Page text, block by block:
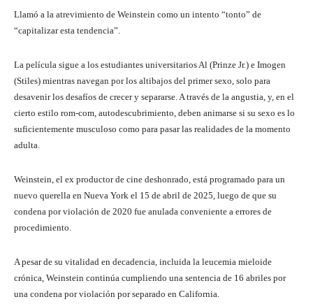
Llamó a la atrevimiento de Weinstein como un intento “tonto” de
“capitalizar esta tendencia”.
La película sigue a los estudiantes universitarios Al (Prinze Jr.) e Imogen
(Stiles) mientras navegan por los altibajos del primer sexo, solo para
desavenir los desafíos de crecer y separarse. A través de la angustia, y, en el
cierto estilo rom-com, autodescubrimiento, deben animarse si su sexo es lo
suficientemente musculoso como para pasar las realidades de la momento
adulta.
Weinstein, el ex productor de cine deshonrado, está programado para un
nuevo querella en Nueva York el 15 de abril de 2025, luego de que su
condena por violación de 2020 fue anulada conveniente a errores de
procedimiento.
A pesar de su vitalidad en decadencia, incluida la leucemia mieloide
crónica, Weinstein continúa cumpliendo una sentencia de 16 abriles por
una condena por violación por separado en California.